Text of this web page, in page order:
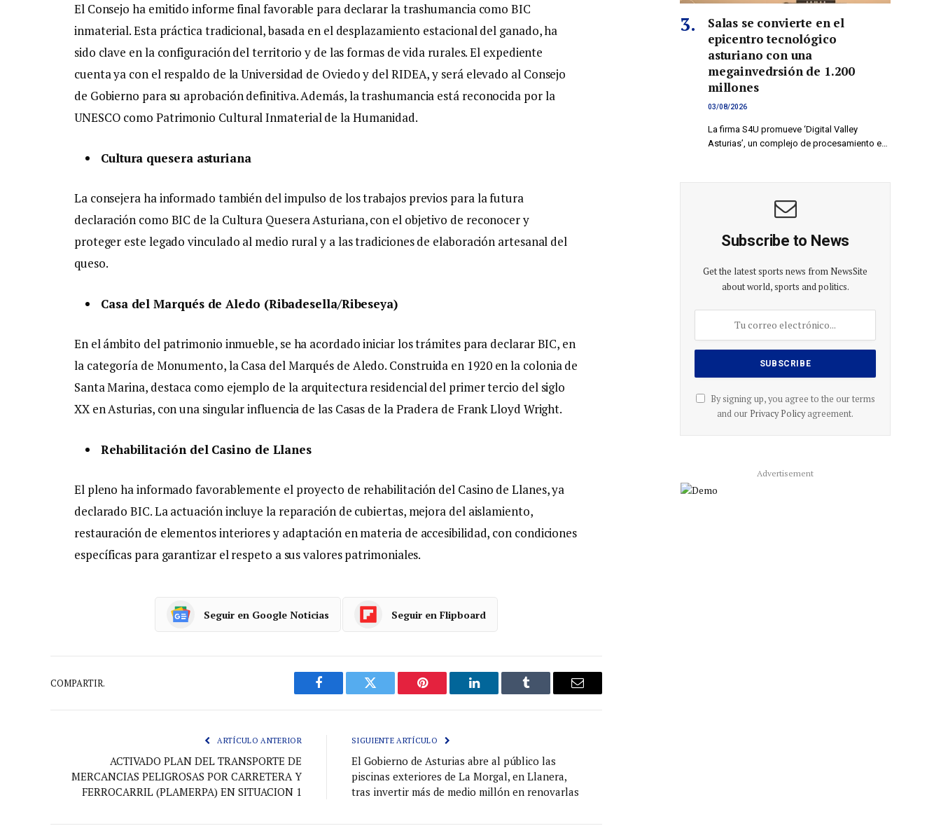
El Consejo ha emitido informe final favorable para declarar la trashumancia como BIC
inmaterial. Esta práctica tradicional, basada en el desplazamiento estacional del ganado, ha
sido clave en la configuración del territorio y de las formas de vida rurales. El expediente
cuenta ya con el respaldo de la Universidad de Oviedo y del RIDEA, y será elevado al Consejo
de Gobierno para su aprobación definitiva. Además, la trashumancia está reconocida por la
UNESCO como Patrimonio Cultural Inmaterial de la Humanidad.
Cultura quesera asturiana
La consejera ha informado también del impulso de los trabajos previos para la futura
declaración como BIC de la Cultura Quesera Asturiana, con el objetivo de reconocer y
proteger este legado vinculado al medio rural y a las tradiciones de elaboración artesanal del
queso.
Casa del Marqués de Aledo (Ribadesella/Ribeseya)
En el ámbito del patrimonio inmueble, se ha acordado iniciar los trámites para declarar BIC, en
la categoría de Monumento, la Casa del Marqués de Aledo. Construida en 1920 en la colonia de
Santa Marina, destaca como ejemplo de la arquitectura residencial del primer tercio del siglo
XX en Asturias, con una singular influencia de las Casas de la Pradera de Frank Lloyd Wright.
Rehabilitación del Casino de Llanes
El pleno ha informado favorablemente el proyecto de rehabilitación del Casino de Llanes, ya
declarado BIC. La actuación incluye la reparación de cubiertas, mejora del aislamiento,
restauración de elementos interiores y adaptación en materia de accesibilidad, con condiciones
específicas para garantizar el respeto a sus valores patrimoniales.
Seguir en Google Noticias Seguir en Flipboard
COMPARTIR.
Facebook Gorjeo Pinterest LinkedIn Tumblr
Correo
ARTÍCULO ANTERIOR
ACTIVADO PLAN DEL TRANSPORTE DE
MERCANCIAS PELIGROSAS POR CARRETERA Y
FERROCARRIL (PLAMERPA) EN SITUACION 1
SIGUIENTE ARTÍCULO
El Gobierno de Asturias abre al público las
piscinas exteriores de La Morgal, en Llanera,
tras invertir más de medio millón en renovarlas
Salas se convierte en el
epicentro tecnológico
asturiano con una
megainvedrsión de 1.200
millones
03/08/2026
La firma S4U promueve ‘Digital Valley
Asturias’, un complejo de procesamiento e…
Subscribe to News
Get the latest sports news from NewsSite
about world, sports and politics.
By signing up, you agree to the our terms
and our Privacy Policyagreement.
Advertisement